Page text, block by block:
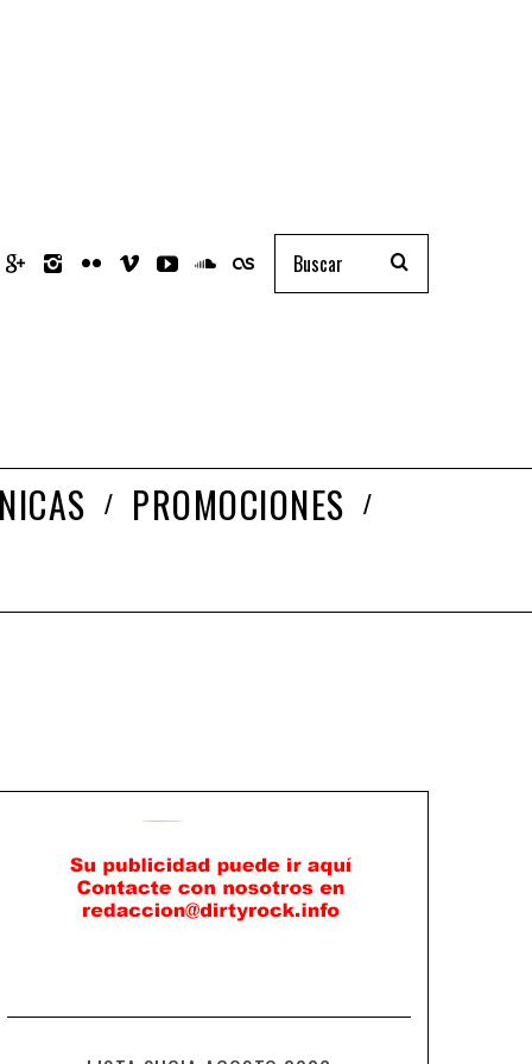
PROMOCIONES